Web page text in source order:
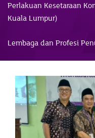
Perlakuan Kesetaraan
Kuala Lumpur)
Lembaga dan Profesi